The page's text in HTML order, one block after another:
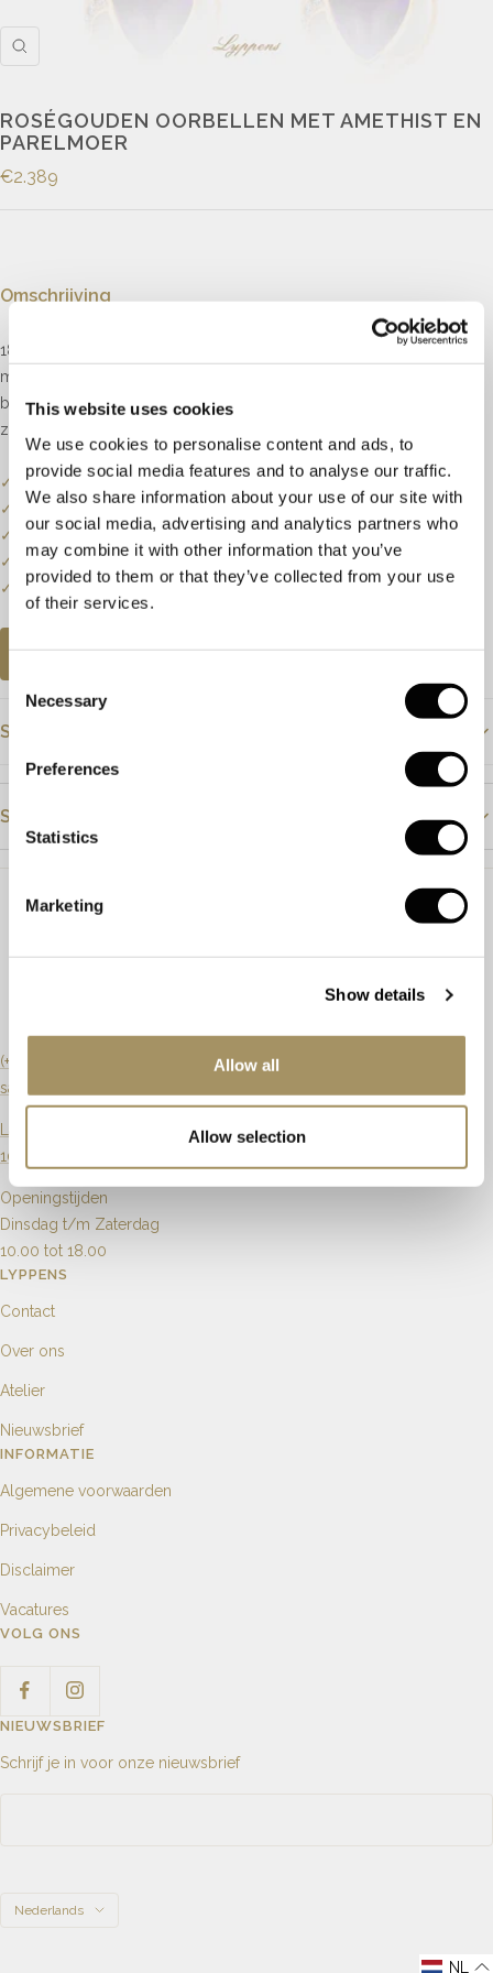
This website uses cookies
We use cookies to personalise content and ads, to
provide social media features and to analyse our traffic.
We also share information about your use of our site with
our social media, advertising and analytics partners who
may combine it with other information that you’ve
provided to them or that they’ve collected from your use
of their services.
Consent
Selection
Necessary
Preferences
Statistics
Marketing
Show details
Allow all
Allow selection
ROSÉGOUDEN OORBELLEN MET AMETHIST EN
PARELMOER
€2.389
Omschrijving
18kt roségouden oorhangers met een half bolle ronde schijf, gezet
met een driehoekige cabochon geslepen amethist, parelmoer en
briljant geslepen diamant met een totaalgewicht van 0.15ct , kleur H,
zuiverheid VVS.
✓
Onze website dient als online etalage.
✓
Bel of mail ons voor de actuele voorraadstatus.
✓
Prijzen kunnen onderhevig zijn aan veranderingen.
✓
Een klein deel van onze collectie staat online.
✓
Bezoek onze winkel voor de volledige collectie.
AFSPRAAK PLANNEN
Specificaties
Materiaal
Steendetails
Kleur
Slijpvorm Cabochon Briljant
0.15ct
Aantal 2 18 6
(+31) 20 6270901
sales@lyppens.nl
1012 GB Amsterdam
Openingstijden
Dinsdag t/m Zaterdag
10.00 tot 18.00
LYPPENS
Contact
Over ons
Atelier
Nieuwsbrief
INFORMATIE
Algemene voorwaarden
Privacybeleid
Disclaimer
Vacatures
VOLG ONS
NIEUWSBRIEF
Schrijf je in voor onze nieuwsbrief
TaalNederlands
NL